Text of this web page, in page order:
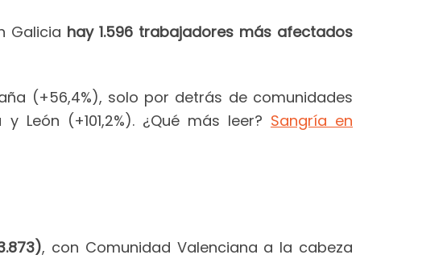
Galicia hay 1.596 trabajadores más afectados
(+56,4%), solo por detrás de comunidades
León (+101,2%). ¿Qué más leer? Sangría en
, con Comunidad Valenciana a la cabeza